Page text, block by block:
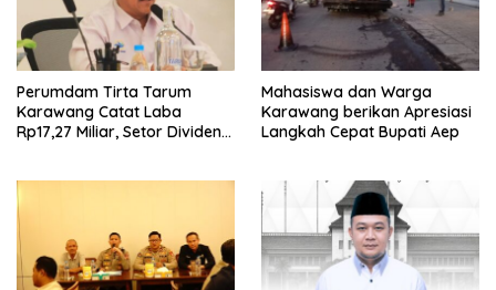
Perumdam Tirta Tarum
Karawang Catat Laba
Rp17,27 Miliar, Setor Dividen
Mahasiswa dan Warga
Karawang berikan Apresiasi
Langkah Cepat Bupati Aep